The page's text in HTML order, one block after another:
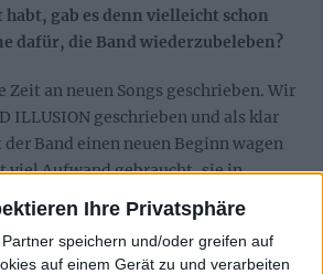
Ihre Privatsphäre
speichern und/oder greifen auf
auf einem Gerät zu und verarbeiten
gab es denn vielleicht schon
dafür, die Band wiederzubeleben?
Zeit an neuen Songs geschrieben. Wir
ILLUSION geschrieben und als klar
Band einen neuen Beginn wagen
viel Aufwand gebraucht, sie in
zu verwandeln. Wir haben nie
kreieren und vielleicht werden wir das